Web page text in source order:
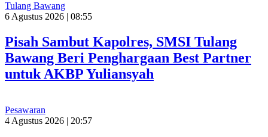
Tulang Bawang
6 Agustus 2026 | 08:55
Pisah Sambut Kapolres, SMSI Tulang
Bawang Beri Penghargaan Best Partner
untuk AKBP Yuliansyah
Pesawaran
4 Agustus 2026 | 20:57